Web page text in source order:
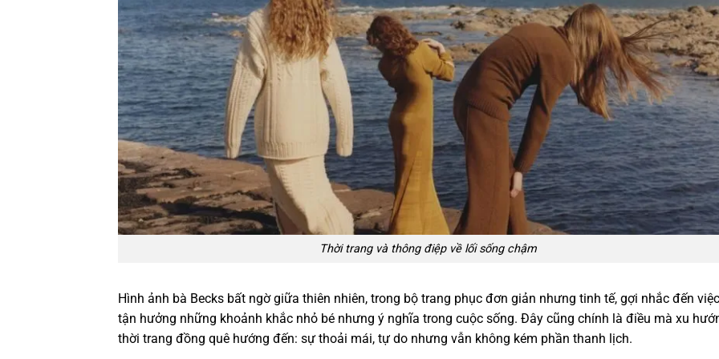
Thời trang và thông điệp về lối sống chậm
Hình ảnh bà Becks bất ngờ giữa thiên nhiên, trong bộ trang phục đơn giản nhưng tinh tế, gợi nhắc đến việc
tận hưởng những khoảnh khắc nhỏ bé nhưng ý nghĩa trong cuộc sống. Đây cũng chính là điều mà xu
thời trang đồng quê hướng đến: sự thoải mái, tự do nhưng vẫn không kém phần thanh lịch.